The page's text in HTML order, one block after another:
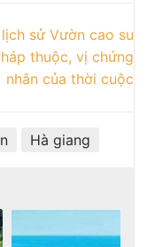
sử Vườn cao su
thuộc, vị chứng
nhân của thời cuộc
Hà giang